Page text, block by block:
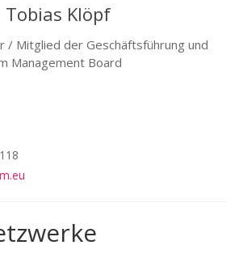
Tobias Klöpf
/ Mitglied der Geschäftsführung und
Management Board